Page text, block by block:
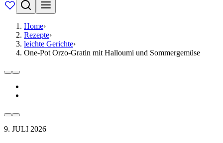
Home›
Rezepte›
leichte Gerichte›
One-Pot Orzo-Gratin mit Halloumi und Sommergemüse
9. JULI 2026